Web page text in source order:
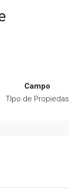
Campo
TIpo de Propiedas